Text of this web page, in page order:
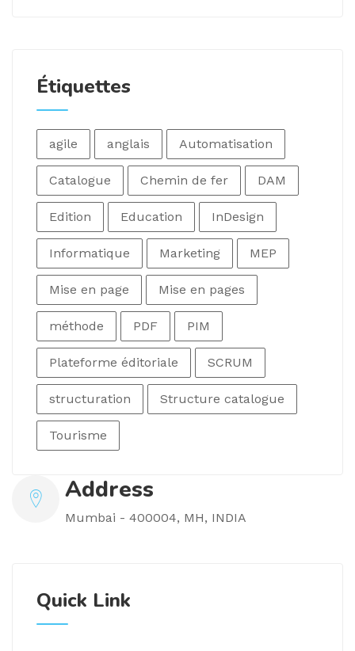
Étiquettes
agile anglais Automatisation
Catalogue Chemin de fer DAM
Edition Education InDesign
Informatique Marketing MEP
Mise en page Mise en pages
méthode PDF PIM
Plateforme éditoriale SCRUM
structuration Structure catalogue
Tourisme
Address
Mumbai - 400004, MH, INDIA
Quick Link